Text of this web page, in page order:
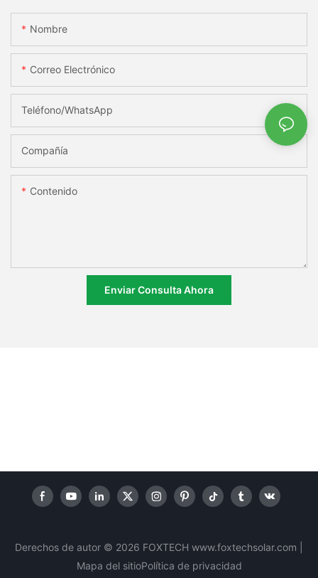
Nombre
Correo Electrónico
Teléfono/WhatsApp
Compañía
Contenido
Enviar Consulta Ahora
Derechos de autor © 2026 FOXTECH www.foxtechsolar.com
Mapa del sitioPolítica de privacidad